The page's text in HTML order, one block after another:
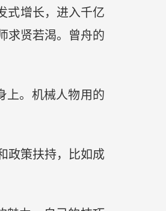
式增长，进入千亿
求贤若渴。曾舟的
上。机械人物用的
政策扶持，比如成